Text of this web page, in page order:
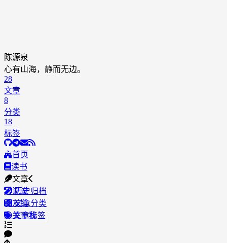
陈源泉
心有山海，静而无边。
28
文章
8
分类
18
标签
首页
读书
文章
历史归档
文章分类
文章标签
说说
友链
关于我